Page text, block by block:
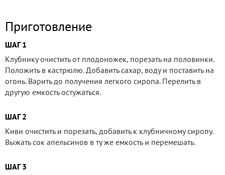
Приготовление
ШАГ 1
Клубнику очистить от плодоножек, порезать на половинки.
Положить в кастрюлю. Добавить сахар, воду и поставить на
огонь. Варить до получения легкого сиропа. Перелить в
другую емкость остужаться.
ШАГ 2
Киви очистить и порезать, добавить к клубничному сиропу.
Выжать сок апельсинов в ту же емкость и перемешать.
ШАГ 3